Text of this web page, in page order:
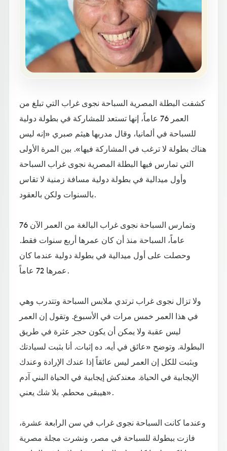
كشفت البطلة المصرية السباحة نجوى غراب التي تبلغ من
العمر 76 عاماً، إنها تستعد للمشاركة في بطولة دولية
للسباحة في ألمانيا، وقال مدربها هيثم صبري «إنه ليس
هناك بطولة لا ترغب في المشاركة فيها». بين المرة الأولى
التي تمارس فيها البطلة المصرية نجوى غراب السباحة
وأول ميدالية في بطولة دولية مسافة زمنية لا تقاس
بالسنوات ولكن بالعقود.
وتمارس السباحة نجوى غراب البالغة من العمر الآن 76
عاماً، السباحة منذ أن كان عمرها أربع سنوات فقط.
وحصلت على أول ميدالية في بطولة دولية عندما كان
عمرها 72 عاماً.
ولا تزال نجوى غراب ترتدي ملابس السباحة وتتدرب وهي
في هذا العمر خمس مرات في الأسبوع. وتقول إن العمر
ليس عقبة ولا يمكن أن يكون حجر عثرة في طريق
البطولة. وتوضح «عائق في أيه. ده إثبات. أنا بثبت لسيادتك
وبثبت للكل إن العمر ليس عائقاً إذا عندك الإرادة وعندك
الإيجابية في الحياة. معندكش إيجابية في الحياة البني آدم
هيبقى محطم. بلا شك يعني».
وعندما كانت السباحة نجوى غراب في سن الرابعة عشرة،
فازت ببطولة للسباحة في مصر، ونشرت مجلة مصرية